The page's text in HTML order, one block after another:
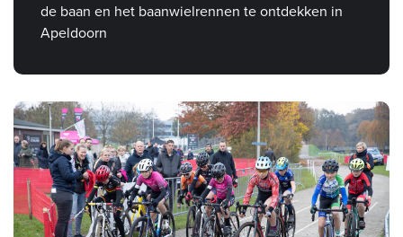
de baan en het baanwielrennen te ontdekken in
Apeldoorn